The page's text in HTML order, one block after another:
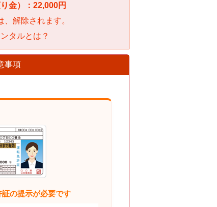
金）：22,000円
解除されます。
タルとは？
事項
の提示が必要です